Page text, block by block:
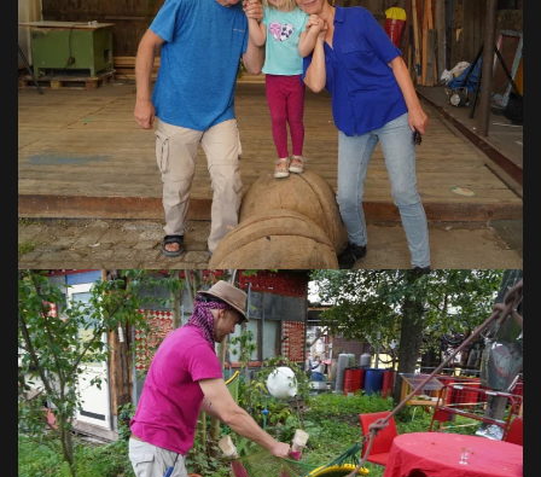
VOIR EN GRAND
VOIR EN GRAND